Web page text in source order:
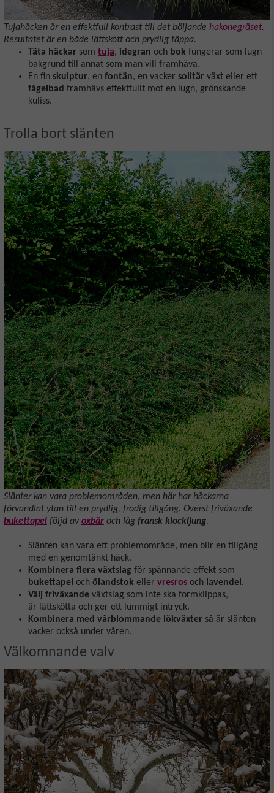
Tujahäcken är en effektfull kontrast till det böljande hakonegräset.
Resultatet är en både lättskött och prydlig täppa.
Täta häckar som tuja, idegran och bok fungerar som lugn
bakgrund till annat som man vill framhäva.
En fin skulptur, en fontän, en vacker solitär växt eller ett
fågelbad framhävs effektfullt mot en lugn, grönskande
kuliss.
Trolla bort slänten
Slänter kan vara problemområden, men här har häckarna
förvandlat ytan till en prydlig, frodig tillgång. Överst friväxande
bukettapel följd av oxbär och låg fransk klockljung.
Slänten kan vara ett problemområde, men blir en tillgång
med en genomtänkt häck.
Kombinera flera växtslag för spännande effekt som
bukettapel och ölandstok eller vresros och lavendel.
Välj friväxande växtslag som inte ska formklippas,
är lättskötta och ger ett lummigt intryck.
Kombinera med vårblommande lökväxter så är slänten
vacker också under våren.
Välkomnande valv